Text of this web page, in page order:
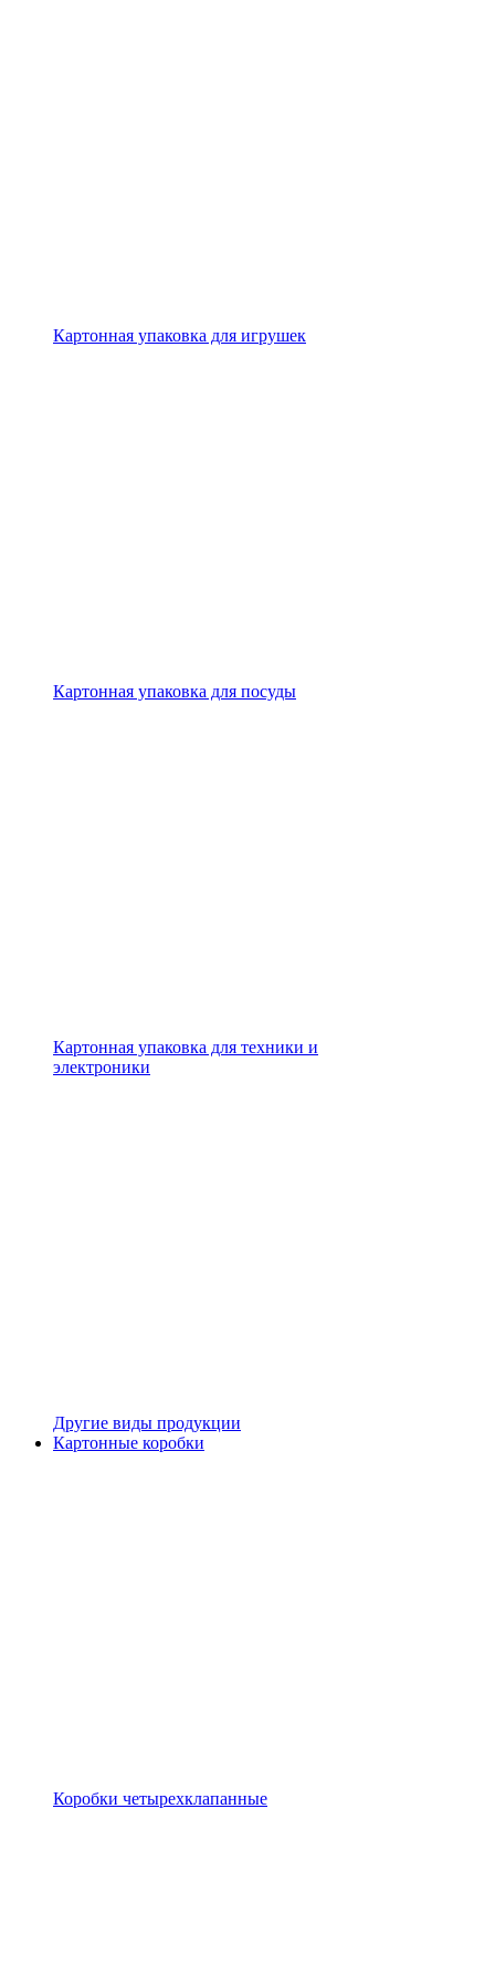
Картонная упаковка для игрушек
Картонная упаковка для посуды
Картонная упаковка для техники и
электроники
Другие виды продукции
Картонные коробки
Коробки четырехклапанные